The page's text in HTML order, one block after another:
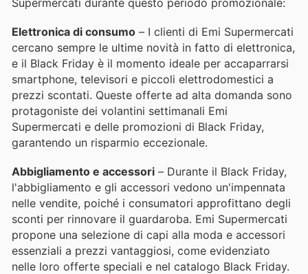
Elettronica di consumo – I clienti di Emi Supermercati
cercano sempre le ultime novità in fatto di elettronica,
e il Black Friday è il momento ideale per accaparrarsi
smartphone, televisori e piccoli elettrodomestici a
prezzi scontati. Queste offerte ad alta domanda sono
protagoniste dei volantini settimanali Emi
Supermercati e delle promozioni di Black Friday,
garantendo un risparmio eccezionale.
Abbigliamento e accessori – Durante il Black Friday,
l'abbigliamento e gli accessori vedono un'impennata
nelle vendite, poiché i consumatori approfittano degli
sconti per rinnovare il guardaroba. Emi Supermercati
propone una selezione di capi alla moda e accessori
essenziali a prezzi vantaggiosi, come evidenziato
nelle loro offerte speciali e nel catalogo Black Friday.